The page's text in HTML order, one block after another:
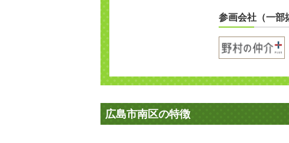
参画会社（一部
広島市南区の特徴